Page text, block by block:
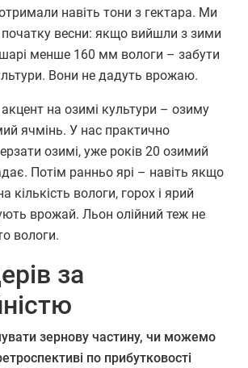
навіть тони з гектара. Ми
початку весни: якщо вийшли з зими
менше 160 мм вологи – забути
Вони не дадуть врожаю.
на озимі культури – озиму
ячмінь. У нас практично
озимі, уже років 20 озимий
Потім ранньо ярі – навіть якщо
кількість вологи, горох і ярий
врожай. Льон олійний теж не
вологи.
за
зернову частину, чи можемо
по прибутковості